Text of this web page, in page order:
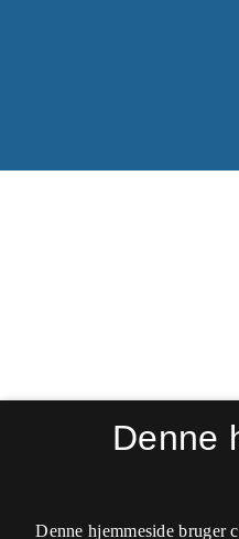
Denne
Denne hjemmeside bruger